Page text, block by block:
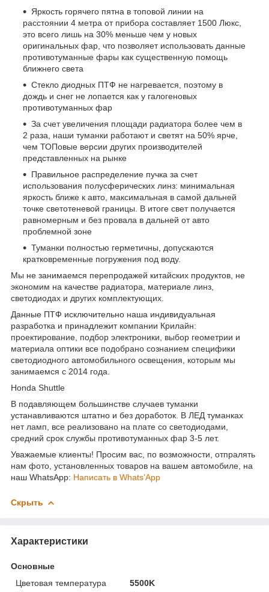
Яркость горячего пятна в топовой линии на
расстоянии 4 метра от прибора составляет 1500 Люкс,
это всего лишь на 30% меньше чем у новых
оригинальных фар, что позволяет использовать данные
противотуманные фары как существенную помощь
ближнего света
Стекло диодных ПТФ не нагревается, поэтому в
дождь и снег не лопается как у галогеновых
противотуманных фар
За счет увеличения площади радиатора более чем в
2 раза, наши туманки работают и светят на 50% ярче,
чем ТОПовые версии других производителей
представленных на рынке
Правильное распределение пучка за счет
использования полусферических линз: минимальная
яркость ближе к авто, максимальная в самой дальней
точке светотеневой границы. В итоге свет получается
равномерным и без провала в дальней от авто
проблемной зоне
Туманки полностью герметичны, допускаются
кратковременные погружения под воду.
Мы не занимаемся перепродажей китайских продуктов, не
экономим на качестве радиатора, материале линз,
светодиодах и других комплектующих.
Данные ПТФ исключительно наша индивидуальная
разработка и принадлежит компании Крилайн:
проектирование, подбор электроники, выбор геометрии и
материала оптики все подобрано сознанием специфики
светодиодного автомобильного освещения, которым мы
занимаемся с 2014 года.
Honda Shuttle
В подавляющем большинстве случаев туманки
устанавливаются штатно и без доработок. В ЛЕД туманках
нет ламп, все реализовано на плате со светодиодами,
средний срок службы противотуманных фар 3-5 лет.
Уважаемые клиенты! Просим вас, по возможности, отпралять
нам фото, установленных товаров на вашем автомобиле, на
наш WhatsApp: Написать в Whats'App
Скрыть
Характеристики
Основные
Цветовая температура
5500K